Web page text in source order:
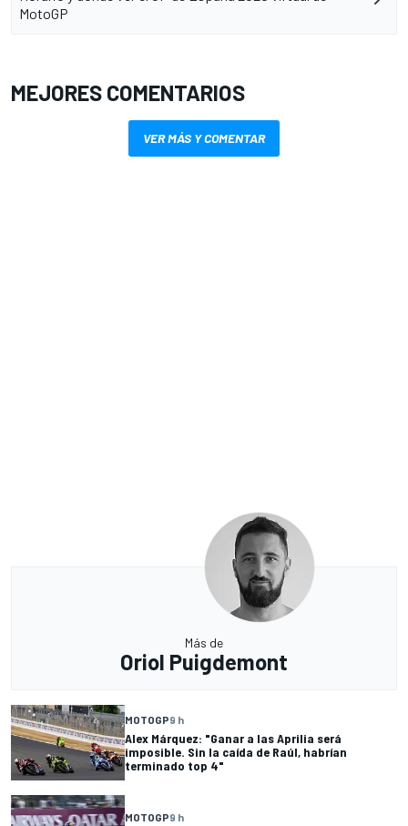
MotoGP
MEJORES COMENTARIOS
VER MÁS Y COMENTAR
Más de
Oriol Puigdemont
MOTOGP9 h
Alex Márquez: "Ganar a las Aprilia será
imposible. Sin la caída de Raúl, habrían
terminado top 4"
MOTOGP9 h